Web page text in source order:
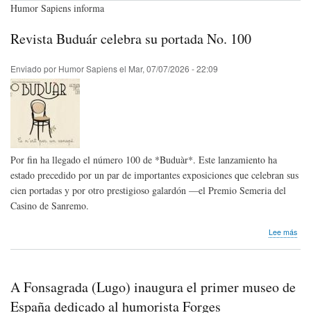
Humor Sapiens informa
Revista Buduár celebra su portada No. 100
Enviado por Humor Sapiensel Mar, 07/07/2026 - 22:09
Por fin ha llegado el número 100 de *Buduàr*. Este lanzamiento ha
estado precedido por un par de importantes exposiciones que celebran sus
cien portadas y por otro prestigioso galardón —el Premio Semeria del
Casino de Sanremo.
Lee más
A Fonsagrada (Lugo) inaugura el primer museo de
España dedicado al humorista Forges